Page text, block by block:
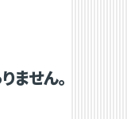
ません。